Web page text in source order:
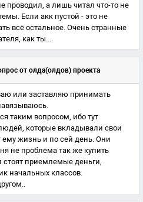
проводил, а лишь читал что-то не
Если акк пустой - это не
всё остальное. Очень странные
как ты...
от олда(олдов) проекта
или заставляю принимать
таким вопросом, ибо тут
которые вкладывали свои
жизнь и по сей день. Они
не проблема так же купить
стоят приемлемые деньги,
начальных классов.